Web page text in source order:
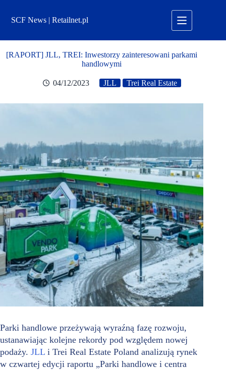
treściSCF News | Retailnet.pl
[RAPORT] JLL, TREI: Inwestorzy zainteresowani parkami
handlowymi
04/12/2023 JLL Trei Real Estate
Parki handlowe przeżywają wyraźną fazę rozwoju,
ustanawiając kolejne rekordy pod względem nowej
podaży. JLL i Trei Real Estate Poland analizują rynek
w czwartej edycji raportu „Parki handlowe i centra